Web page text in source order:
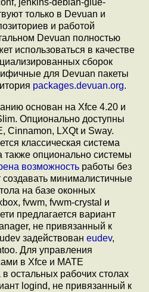
jenkins-debian-glue-
только в Devuan и
и работой
Devuan полностью
использоваться в качестве
сборок
для Devuan пакеты
packages.devuan.org.
основан на Xfce 4.20 и
Опционально доступны
Cinnamon, LXQt и Sway.
классическая система
также опционально системы
возможность работы без
создавать минималистичные
на базе оконных
fvwm, fvwm-crystal и
предлагается вариант
не привязанный к
задействован eudev,
Для управления
в Xfce и MATE
в остальных рабочих столах
logind, не привязанный к